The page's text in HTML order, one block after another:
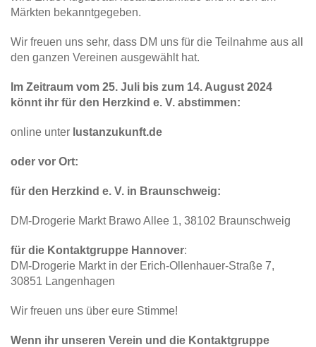
Märkten bekanntgegeben.
Wir freuen uns sehr, dass DM uns für die Teilnahme aus all
den ganzen Vereinen ausgewählt hat.
Im Zeitraum vom 25. Juli bis zum 14. August 2024
könnt ihr für den Herzkind e. V. abstimmen:
online unter lustanzukunft.de
oder vor Ort:
für den Herzkind e. V. in Braunschweig:
DM-Drogerie Markt Brawo Allee 1, 38102 Braunschweig
für die Kontaktgruppe Hannover:
DM-Drogerie Markt in der Erich-Ollenhauer-Straße 7,
30851 Langenhagen
Wir freuen uns über eure Stimme!
Wenn ihr unseren Verein und die Kontaktgruppe